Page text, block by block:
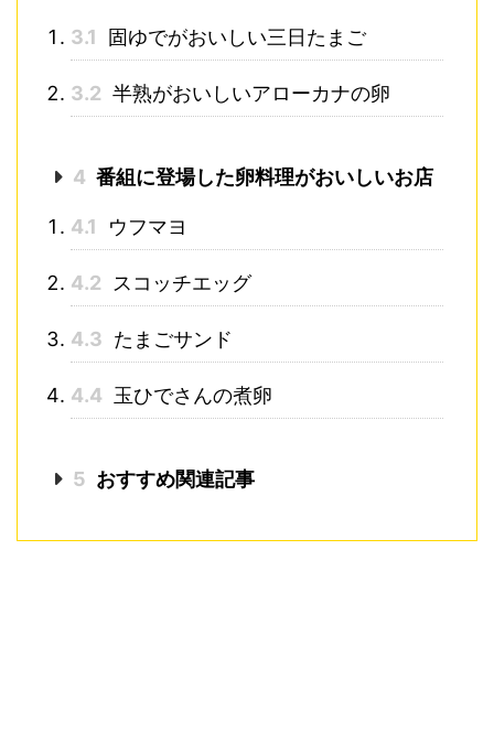
3.1 固ゆでがおいしい三日たまご
3.2 半熟がおいしいアローカナの卵
4 番組に登場した卵料理がおいしいお店
4.1 ウフマヨ
4.2 スコッチエッグ
4.3 たまごサンド
4.4 玉ひでさんの煮卵
5 おすすめ関連記事